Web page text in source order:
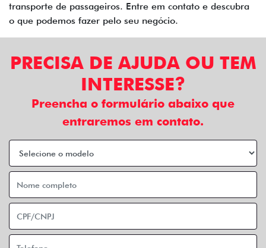
transporte de passageiros. Entre em contato e descubra
o que podemos fazer pelo seu negócio.
PRECISA DE AJUDA OU TEM
INTERESSE?
Preencha o formulário abaixo que
entraremos em contato.